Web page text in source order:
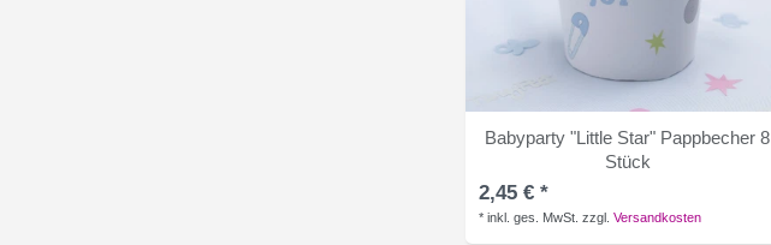
Babyparty "Little Star" Pappbecher 8
Stück
2,45 € *
*inkl. ges. MwSt. zzgl.Versandkosten